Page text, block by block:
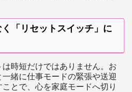
「リセットスイッチ」に
は時短だけではありません。お
緒に仕事モードの緊張や送迎
とで、心を家庭モードへ切り